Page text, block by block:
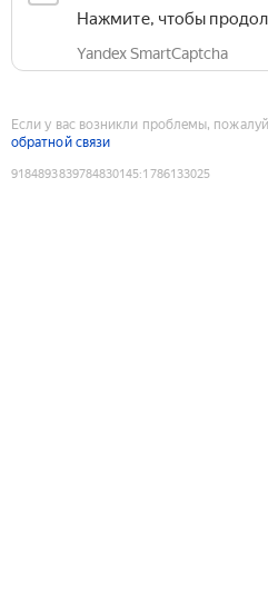
Нажмите, чтобы
Yandex SmartCaptcha
Если у вас возникли проблемы,
обратной связи
9184893839784830145:1786133025